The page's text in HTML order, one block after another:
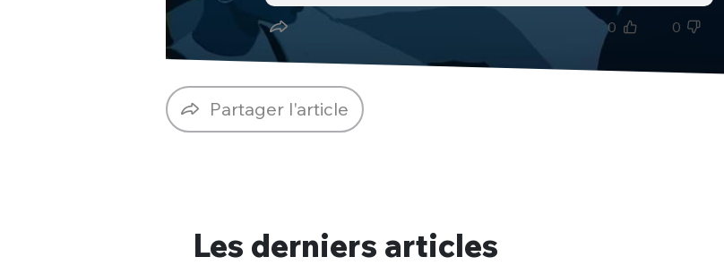
0 0
Partager l'article
Les derniers articles